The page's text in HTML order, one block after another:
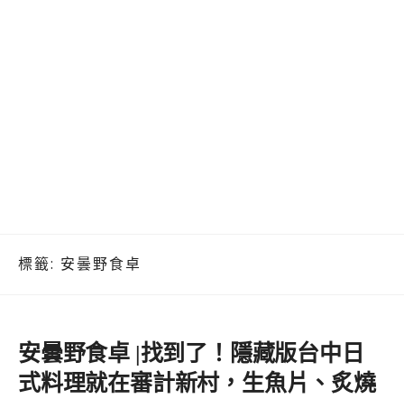
標籤: 安曇野食卓
安曇野食卓 |找到了！隱藏版台中日
式料理就在審計新村，生魚片、炙燒